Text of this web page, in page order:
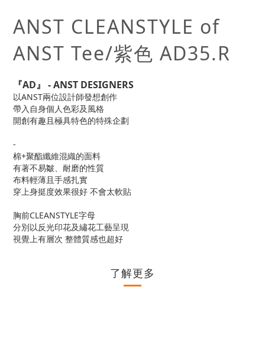
ANST CLEANSTYLE of
ANST Tee/紫色 AD35.R
『AD』 - ANST DESIGNERS
以ANST兩位設計師發想創作
帶入自身個人色彩及風格
開創有趣且極具特色的特殊企劃
-
棉+聚酯纖維混織的面料
有著不易皺、耐磨的性質
布料輕薄且手感扎實
穿上身挺度效果很好 不會太軟貼
胸前CLEANSTYLE字母
分別以反光印花及繡花工藝呈現
視覺上有層次 整體質感也超好
了解更多